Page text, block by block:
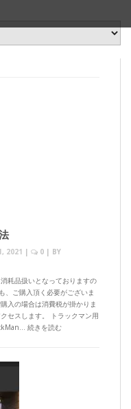
2021 | 0 | BY
耗品扱いとなっておりますの
、ご購入頂く必要がございま
入の場合は消費税が掛かりま
セスします。 トラックマン用
続きを読む